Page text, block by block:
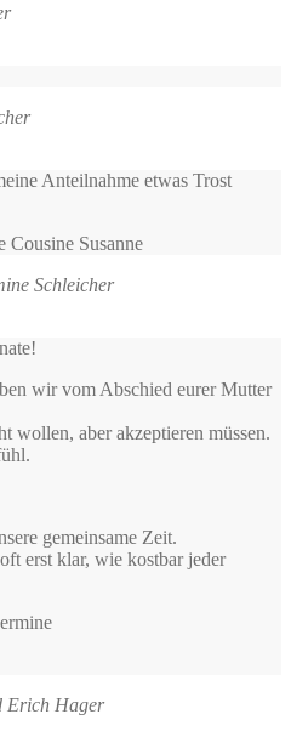
Anteilnahme etwas Trost
Cousine Susanne
Schleicher
wir vom Abschied eurer Mutter
wollen, aber akzeptieren müssen.
gemeinsame Zeit.
erst klar, wie kostbar jeder
Erich Hager